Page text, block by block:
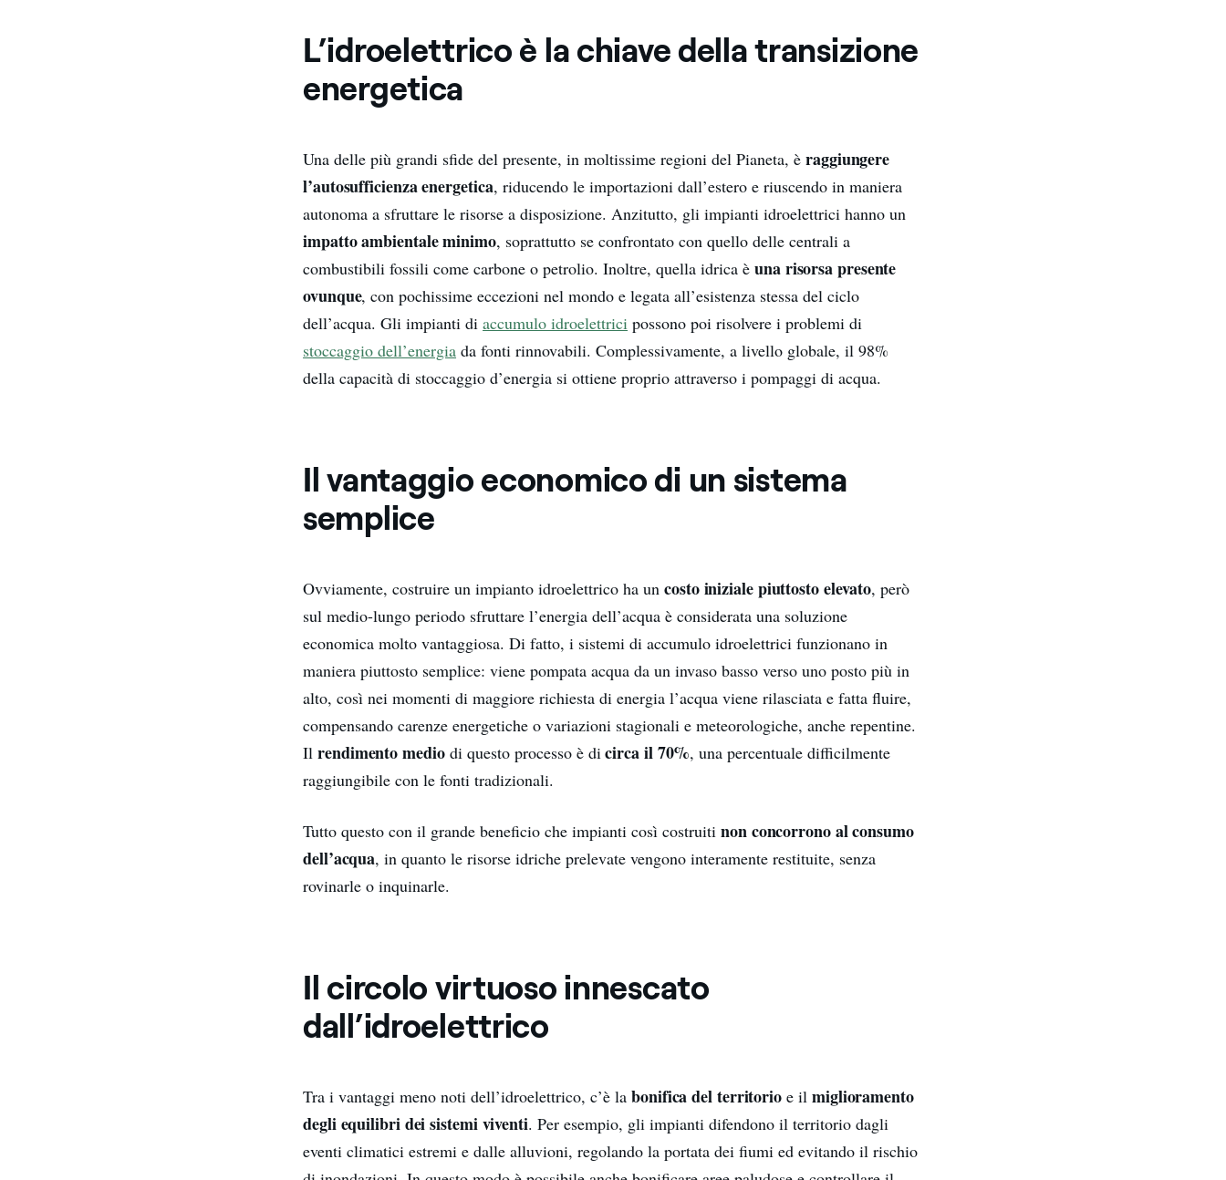
L’idroelettrico è la chiave della transizione
energetica
Una delle più grandi sfide del presente, in moltissime regioni del Pianeta, èraggiungere
l’autosufficienza energetica, riducendo le importazioni dall’estero e riuscendo in maniera
autonoma a sfruttare le risorse a disposizione. Anzitutto, gli impianti idroelettrici hanno un
impatto ambientale minimo, soprattutto se confrontato con quello delle centrali a
combustibili fossili come carbone o petrolio. Inoltre, quella idrica èuna risorsa presente
ovunque, con pochissime eccezioni nel mondo e legata all’esistenza stessa del ciclo
dell’acqua. Gli impianti diaccumulo idroelettrici possono poi risolvere i problemi di
stoccaggio dell’energia da fonti rinnovabili. Complessivamente, a livello globale, il 98%
della capacità di stoccaggio d’energia si ottiene proprio attraverso i pompaggi di acqua.
Il vantaggio economico di un sistema
semplice
Ovviamente, costruire un impianto idroelettrico ha uncosto iniziale piuttosto elevato, però
sul medio-lungo periodo sfruttare l’energia dell’acqua è considerata una soluzione
economica molto vantaggiosa. Di fatto, i sistemi di accumulo idroelettrici funzionano in
maniera piuttosto semplice: viene pompata acqua da un invaso basso verso uno posto più in
alto, così nei momenti di maggiore richiesta di energia l’acqua viene rilasciata e fatta fluire,
compensando carenze energetiche o variazioni stagionali e meteorologiche, anche repentine.
Ilrendimento medio di questo processo è dicirca il 70%, una percentuale difficilmente
raggiungibile con le fonti tradizionali.
Tutto questo con il grande beneficio che impianti così costruitinon concorrono al consumo
dell’acqua, in quanto le risorse idriche prelevate vengono interamente restituite, senza
rovinarle o inquinarle.
Il circolo virtuoso innescato
dall’idroelettrico
Tra i vantaggi meno noti dell’idroelettrico, c’è labonifica del territorioe il miglioramento
degli equilibri dei sistemi viventi. Per esempio, gli impianti difendono il territorio dagli
eventi climatici estremi e dalle alluvioni, regolando la portata dei fiumi ed evitando il rischio